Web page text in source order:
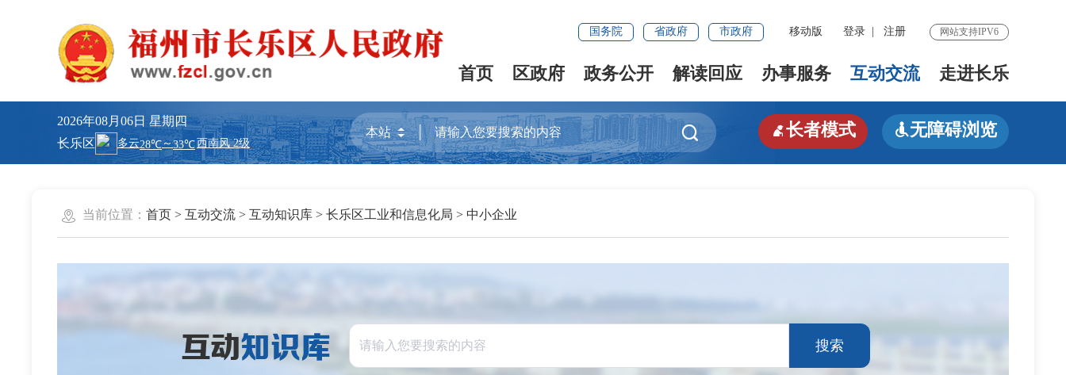
国务院 省政府 市政府 移动版 登录 注册 网站支持IPV6
首页 区政府 政务公开 解读回应 办事服务 互动交流 走进长乐
2026年08月06日 星期四
长乐区
 长者模式 无障碍浏览
当前位置： 首页 > 互动交流 > 互动知识库 > 长乐区工业和信息化局 > 中小企业
搜索